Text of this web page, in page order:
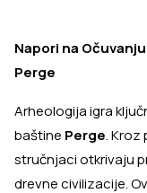
Napori na
Perge
Arheologija igra
baštine Perge. Kroz
stručnjaci otkrivaju
drevne civilizacije.